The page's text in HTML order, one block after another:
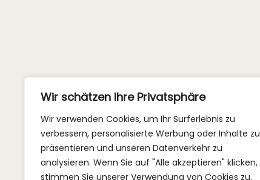
Wir schätzen Ihre Privatsphäre
Wir verwenden Cookies, um Ihr Surferlebnis zu
verbessern, personalisierte Werbung oder Inhalte zu
präsentieren und unseren Datenverkehr zu
analysieren. Wenn Sie auf "Alle akzeptieren" klicken,
stimmen Sie unserer Verwendung von Cookies zu.